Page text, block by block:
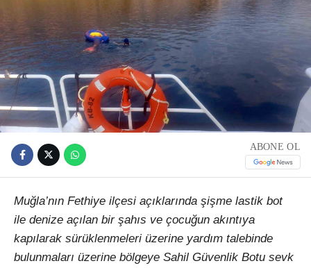
ABONE OL
Muğla’nın Fethiye ilçesi açıklarında şişme lastik bot
ile denize açılan bir şahıs ve çocuğun akıntıya
kapılarak sürüklenmeleri üzerine yardım talebinde
bulunmaları üzerine bölgeye Sahil Güvenlik Botu sevk